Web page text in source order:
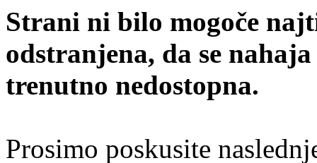
Strani ni bilo mogoče
odstranjena, da se
trenutno nedostopna.
Prosimo poskusite